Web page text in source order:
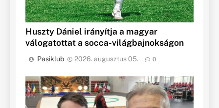
Huszty Dániel irányítja a magyar
válogatottat a socca-világbajnokságon
Pasiklub 2026. augusztus 05. 0